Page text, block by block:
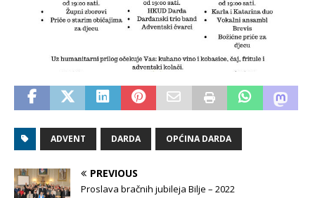
ADVENT DARDA OPĆINA DARDA
PREVIOUS
Proslava bračnih jubileja Bilje – 2022